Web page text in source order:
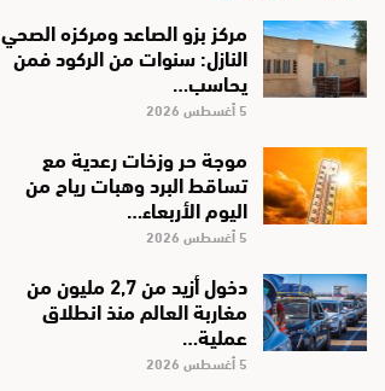
مركز بزو الصاعد ومركزه الصحي
النازل: سنوات من الركود فمن
يحاسب…
5 أغسطس 2026
موجة حر وزخات رعدية مع
تساقط البرد وهبات رياح من
اليوم الأربعاء…
5 أغسطس 2026
دخول أزيد من 2,7 مليون من
مغاربة العالم منذ انطلاق
عملية…
5 أغسطس 2026